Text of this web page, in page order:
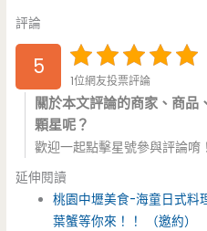
評論
5
1位網友投票評論
關於本文評論的商家、商品
顆星呢？
歡迎一起點擊星號參與評論唷！
延伸閱讀
桃園中壢美食-海童日式料
葉蟹等你來！！ （邀約）